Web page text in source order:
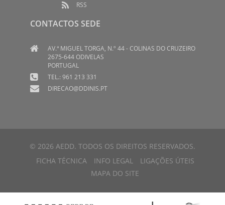
RSS
CONTACTOS SEDE
AV.ª MIGUEL TORGA, N.º 44 - COLINAS DO CRUZEIRO
2675-644 ODIVELAS
PORTUGAL
TEL.: 961 213 331
DIRECAO@DDINIS.PT
© 2026 AEDD. TODOS OS DIREITOS RESERVADOS.
FICHA TÉCNICA
INFO LEGAL
LIGAÇÕES ÚTEIS
MAPA DO SITE